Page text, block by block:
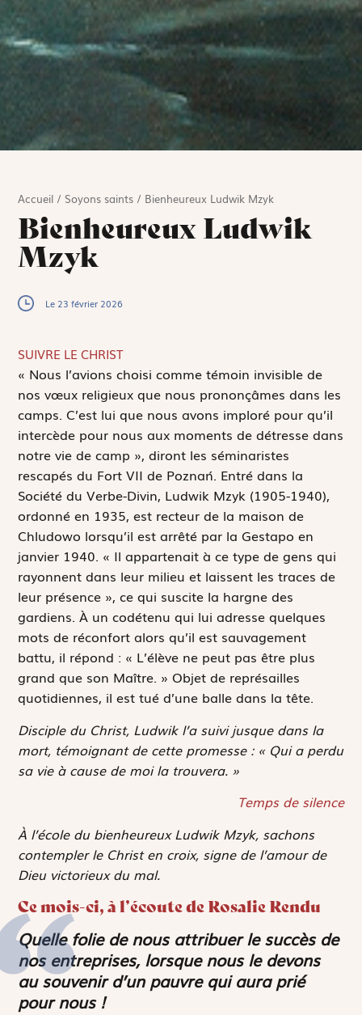
Accueil / Soyons saints / Bienheureux Ludwik Mzyk
Bienheureux Ludwik
Mzyk
Le 23 février 2026
SUIVRE LE CHRIST
« Nous l’avions choisi comme témoin invisible de
nos vœux religieux que nous prononçâmes dans les
camps. C’est lui que nous avons imploré pour qu’il
intercède pour nous aux moments de détresse dans
notre vie de camp », diront les séminaristes
rescapés du Fort VII de Poznań. Entré dans la
Société du Verbe-Divin, Ludwik Mzyk (1905-1940),
ordonné en 1935, est recteur de la maison de
Chludowo lorsqu’il est arrêté par la Gestapo en
janvier 1940. « Il appartenait à ce type de gens qui
rayonnent dans leur milieu et laissent les traces de
leur présence », ce qui suscite la hargne des
gardiens. À un codétenu qui lui adresse quelques
mots de réconfort alors qu’il est sauvagement
battu, il répond : « L’élève ne peut pas être plus
grand que son Maître. » Objet de représailles
quotidiennes, il est tué d’une balle dans la tête.
Disciple du Christ, Ludwik l’a suivi jusque dans la
mort, témoignant de cette promesse : « Qui a perdu
sa vie à cause de moi la trouvera. »
Temps de silence
À l’école du bienheureux Ludwik Mzyk, sachons
contempler le Christ en croix, signe de l’amour de
Dieu victorieux du mal.
Ce mois-ci, à l’écoute de Rosalie Rendu
Quelle folie de nous attribuer le succès de
nos entreprises, lorsque nous le devons
au souvenir d’un pauvre qui aura prié
pour nous !